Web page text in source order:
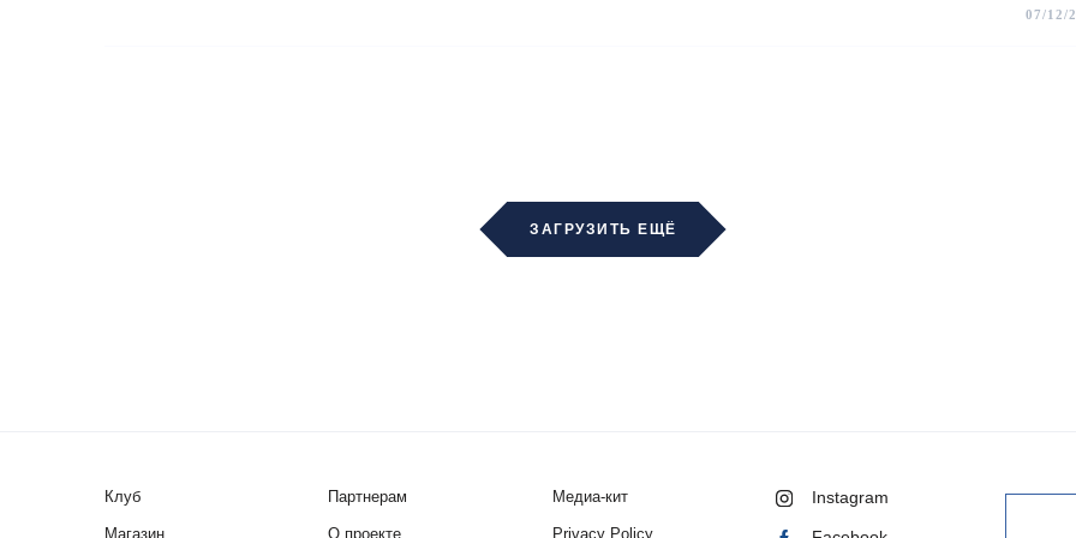
07/12/
ЗАГРУЗИТЬ ЕЩЁ
Клуб
Магазин
Партнерам
О проекте
Медиа-кит
Privacy Policy
Instagram